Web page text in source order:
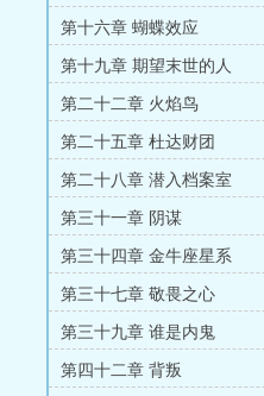
第十六章 蝴蝶效应
第十九章 期望末世的人
第二十二章 火焰鸟
第二十五章 杜达财团
第二十八章 潜入档案室
第三十一章 阴谋
第三十四章 金牛座星系
第三十七章 敬畏之心
第三十九章 谁是内鬼
第四十二章 背叛